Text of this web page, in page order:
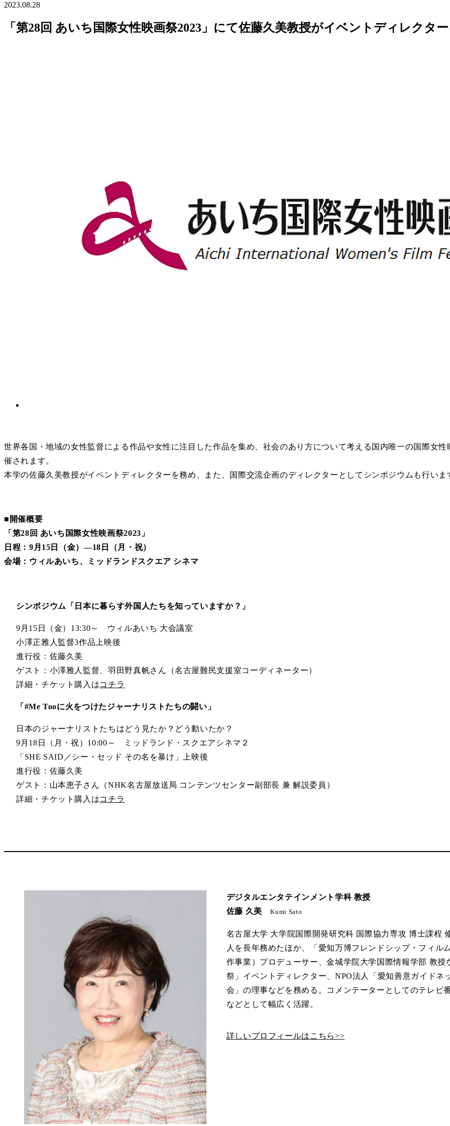
2023.08.28
「第28回 あいち国際女性映画祭2023」にて佐藤久美教授がイベントディレクタ
世界各国・地域の女性監督による作品や女性に注目した作品を集め、社会のあり方について考える国内唯一の国際女
催されます。
本学の佐藤久美教授がイベントディレクターを務め、また、国際交流企画のディレクターとしてシンポジウムも行いま
■開催概要
「第28回 あいち国際女性映画祭2023」
日程：9月15日（金）―18日（月・祝）
会場：ウィルあいち、ミッドランドスクエア シネマ
シンポジウム「日本に暮らす外国人たちを知っていますか？」
9月15日（金）13:30～ ウィルあいち 大会議室
小澤正雅人監督3作品上映後
進行役：佐藤久美
ゲスト：小澤雅人監督、羽田野真帆さん（名古屋難民支援室コーディネーター）
詳細・チケット購入はコチラ
「#Me Tooに火をつけたジャーナリストたちの闘い」
日本のジャーナリストたちはどう見たか？どう動いたか？
9月18日（月・祝）10:00～ ミッドランド・スクエアシネマ２
「SHE SAID／シー・セッド その名を暴け」上映後
進行役：佐藤久美
ゲスト：山本恵子さん（NHK名古屋放送局 コンテンツセンター副部長 兼 解説委員）
詳細・チケット購入はコチラ
デジタルエンタテインメント学科 教授
佐藤 久美
Kumi Sato
名古屋大学 大学院国際開発研究科 国際協力専攻 博士課程
人を長年務めたほか、「愛知万博フレンドシップ・フィ
作事業）プロデューサー、金城学院大学国際情報学部 教
祭」イベントディレクター、NPO法人「愛知善意ガイド
会」の理事などを務める。コメンテーターとしてのテレ
などとして幅広く活躍。
詳しいプロフィールはこちら>>